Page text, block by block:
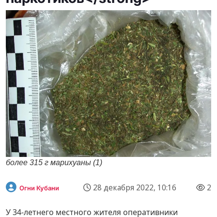
более 315 г марихуаны (1)
Огни Кубани 28 декабря 2022, 10:16 2
У 34-летнего местного жителя оперативники